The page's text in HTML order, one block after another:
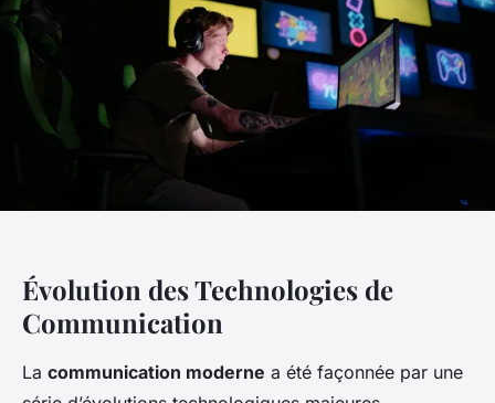
Évolution des Technologies de
Communication
La communication moderne a été façonnée par une